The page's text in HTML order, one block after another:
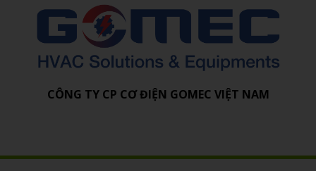
CÔNG TY CP CƠ ĐIỆN GOMEC VIỆT NAM